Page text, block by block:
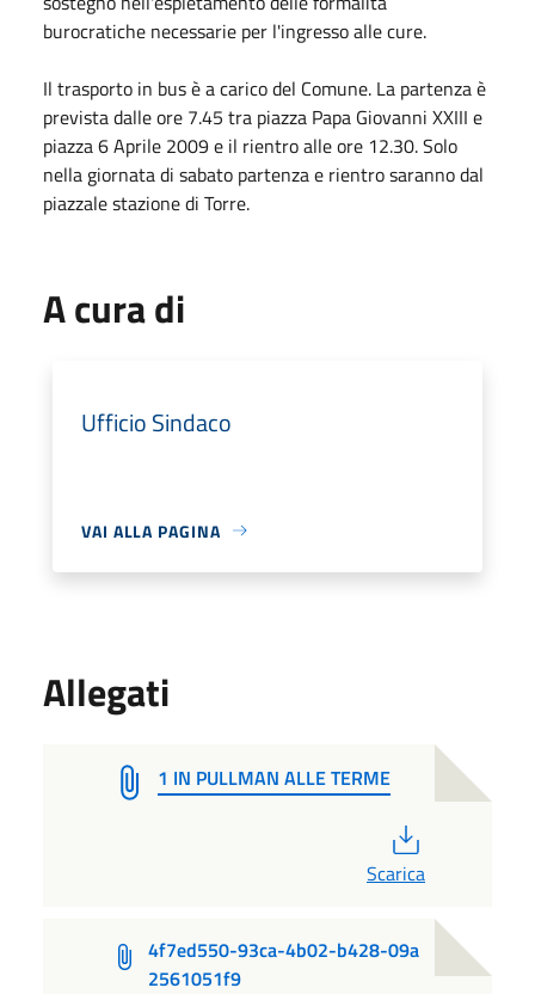
burocratiche necessarie per l'ingresso alle cure.
Il trasporto in bus è a carico del Comune. La partenza è
prevista dalle ore 7.45 tra piazza Papa Giovanni XXIII e
piazza 6 Aprile 2009 e il rientro alle ore 12.30. Solo
nella giornata di sabato partenza e rientro saranno dal
piazzale stazione di Torre.
A cura di
Ufficio Sindaco
VAI ALLA PAGINA
Allegati
1 IN PULLMAN ALLE TERME
Scarica
4f7ed550-93ca-4b02-b428-09a
2561051f9